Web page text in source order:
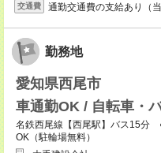
交通費 通勤交通費の支給あり（
勤務地
愛知県西尾市
車通勤OK / 自転車・
名鉄西尾線【西尾駅】バス15分
OK（駐輪場無料）